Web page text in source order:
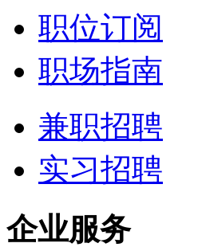
职位订阅
职场指南
兼职招聘
实习招聘
企业服务